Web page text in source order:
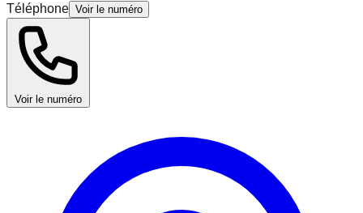
Téléphone Voir le numéro
Voir le numéro